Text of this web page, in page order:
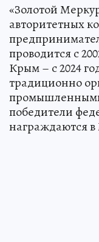
«Золотой
авторитетных
проводится с
Крым – с 2024
традиционно
победители
награждаются в